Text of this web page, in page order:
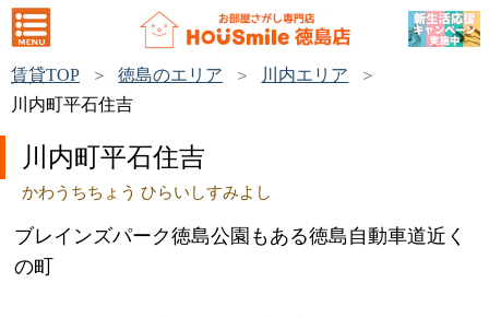
賃貸TOP 徳島のエリア
川内エリア
川内町平石住吉
川内町平石住吉
かわうちちょう ひらいしすみよし
ブレインズパーク徳島公園もある徳島自動車道近く
の町